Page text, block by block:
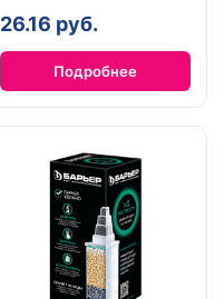
26.16 руб.
Подробнее